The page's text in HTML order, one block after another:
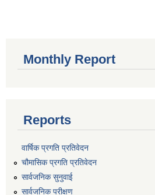
Monthly Report
Reports
वार्षिक प्रगति प्रतिवेदन
चौमासिक प्रगति प्रतिवेदन
सार्वजनिक सुनुवाई
सार्वजनिक परीक्षण